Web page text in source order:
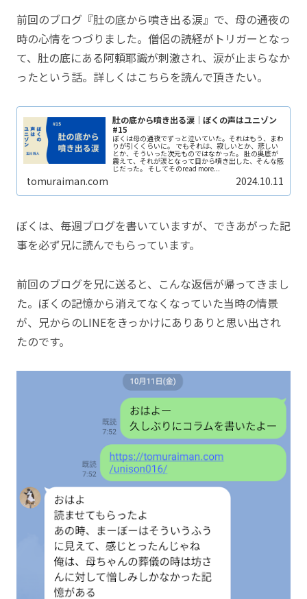
前回のブログ『肚の底から噴き出る涙』で、母の通夜の
時の心情をつづりました。僧侶の読経がトリガーとなっ
て、肚の底にある阿頼耶識が刺激され、涙が止まらなか
ったという話。詳しくはこちらを読んで頂きたい。
肚の底から噴き出る涙｜ぼくの声はユニゾン
#15
ぼくは母の通夜でずっと泣いていた。それはもう、まわ
りが引くくらいに。 でもそれは、寂しいとか、悲しい
とか、そういった次元ものではなかった。 肚の奥底が
震えて、それが涙となって目から噴き出した、そんな感
じだった。 そしてそのread more...
tomuraiman.com 2024.10.11
ぼくは、毎週ブログを書いていますが、できあがった記
事を必ず兄に読んでもらっています。
前回のブログを兄に送ると、こんな返信が帰ってきまし
た。ぼくの記憶から消えてなくなっていた当時の情景
が、兄からのLINEをきっかけにありありと思い出され
たのです。